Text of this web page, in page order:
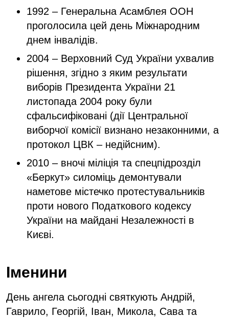
1992 – Генеральна Асамблея ООН
проголосила цей день Міжнародним
днем інвалідів.
2004 – Верховний Суд України ухвалив
рішення, згідно з яким результати
виборів Президента України 21
листопада 2004 року були
сфальсифіковані (дії Центральної
виборчої комісії визнано незаконними, а
протокол ЦВК – недійсним).
2010 – вночі міліція та спецпідрозділ
«Беркут» силоміць демонтували
наметове містечко протестувальників
проти нового Податкового кодексу
України на майдані Незалежності в
Києві.
Іменини
День ангела сьогодні святкують Андрій,
Гаврило, Георгій, Іван, Микола, Сава та